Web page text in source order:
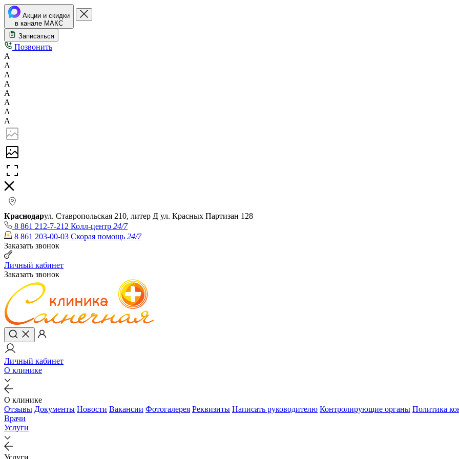
Акции и скидки
в канале МАКС
Записаться
Позвонить
А
А
А
А
А
А
А
А
Краснодарул. Ставропольская 210, литер Д ул. Красных Партизан 128
8 861 212-7-212 Колл-центр 24/7
8 861 203-00-03 Скорая помощь 24/7
Заказать звонок
Личный кабинет
Заказать звонок
Личный кабинет
О клинике
О клинике
Отзывы Документы Новости Вакансии Фотогалерея Реквизиты Написать руководителю Контролирующие органы Политика
Врачи
Услуги
Услуги